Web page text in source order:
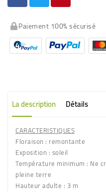
Paiement 100% sécurisé
La description Détails
CARACTERISTIQUES
Floraison : remontante
Exposition : soleil
Température minimum : Ne
pleine terre
Hauteur adulte : 3 m